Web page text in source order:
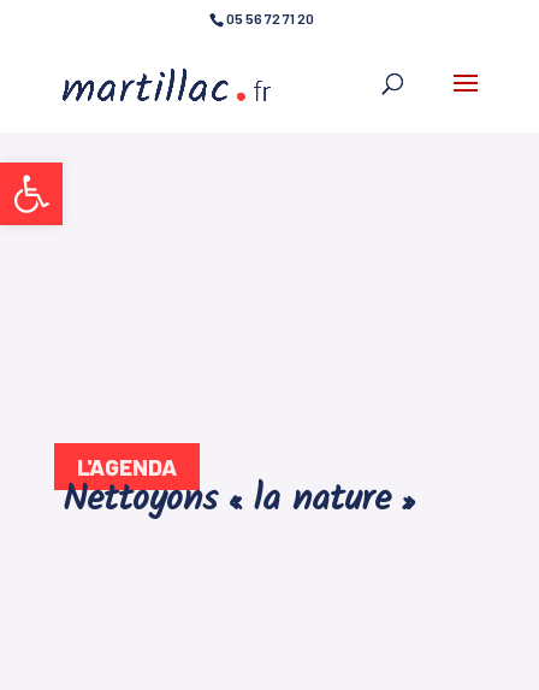
Ouvrir la barre d’outils
05 56 72 71 20
L'AGENDA
Nettoyons « la nature »